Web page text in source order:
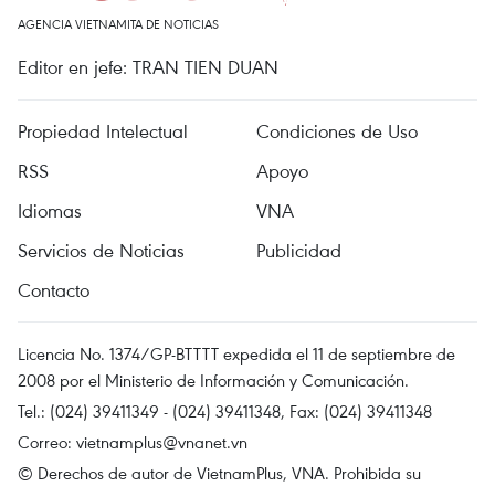
AGENCIA VIETNAMITA DE NOTICIAS
Editor en jefe: TRAN TIEN DUAN
Propiedad Intelectual
Condiciones de Uso
RSS
Apoyo
Idiomas
VNA
Servicios de Noticias
Publicidad
Contacto
Licencia No. 1374/GP-BTTTT expedida el 11 de septiembre de
2008 por el Ministerio de Información y Comunicación.
Tel.: (024) 39411349 - (024) 39411348, Fax: (024) 39411348
Correo: vietnamplus@vnanet.vn
© Derechos de autor de VietnamPlus, VNA. Prohibida su